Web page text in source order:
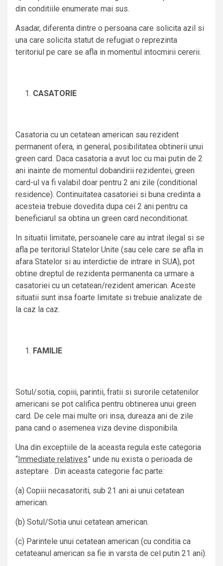
din conditiile enumerate mai sus.
Asadar, diferenta dintre o persoana care solicita azil si
una care solicita statut de refugiat o reprezinta
teritoriul pe care se afla in momentul intocmirii cererii.
CASATORIE
Casatoria cu un cetatean american sau rezident
permanent ofera, in general, posibilitatea obtinerii unui
green card. Daca casatoria a avut loc cu mai putin de 2
ani inainte de momentul dobandirii rezidentei, green
card-ul va fi valabil doar pentru 2 ani zile (conditional
residence). Continuitatea casatoriei si buna credinta a
acesteia trebuie dovedita dupa cei 2 ani pentru ca
beneficiarul sa obtina un green card neconditionat.
In situatii limitate, persoanele care au intrat ilegal si se
afla pe teritoriul Statelor Unite (sau cele care se afla in
afara Statelor si au interdictie de intrare in SUA), pot
obtine dreptul de rezidenta permanenta ca urmare a
casatoriei cu un cetatean/rezident american. Aceste
situatii sunt insa foarte limitate si trebuie analizate de
la caz la caz.
FAMILIE
Sotul/sotia, copiii, parintii, fratii si surorile cetatenilor
americani se pot califica pentru obtinerea unui green
card. De cele mai multe ori insa, dureaza ani de zile
pana cand o asemenea viza devine disponibila.
Una din exceptiile de la aceasta regula este categoria
“ Immediate relatives” unde nu exista o perioada de
asteptare . Din aceasta categorie fac parte:
(a) Copiii necasatoriti, sub 21 ani ai unui cetatean
american.
(b) Sotul/Sotia unui cetatean american.
(c) Parintele unui cetatean american (cu conditia ca
cetateanul american sa fie in varsta de cel putin 21 ani).